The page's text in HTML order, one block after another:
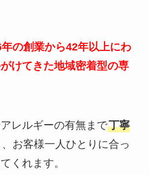
の創業から42年以上にわ
けてきた地域密着型の専
レルギーの有無まで丁寧
お客様一人ひとりに合っ
くれます。